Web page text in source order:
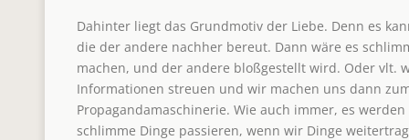
Dahinter liegt das Grundmotiv der Liebe. Denn es
die der andere nachher bereut. Dann wäre es
machen, und der andere bloßgestellt wird. Oder vlt.
Informationen streuen und wir machen uns dann
Propagandamaschinerie. Wie auch immer, es
schlimme Dinge passieren, wenn wir Dinge